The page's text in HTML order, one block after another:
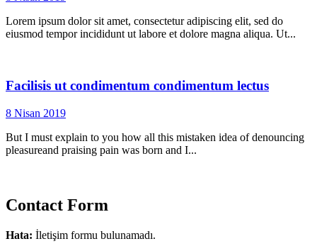
Lorem ipsum dolor sit amet, consectetur adipiscing elit, sed do
eiusmod tempor incididunt ut labore et dolore magna aliqua. Ut...
Facilisis ut condimentum condimentum lectus
8 Nisan 2019
But I must explain to you how all this mistaken idea of denouncing
pleasureand praising pain was born and I...
Contact Form
Hata: İletişim formu bulunamadı.